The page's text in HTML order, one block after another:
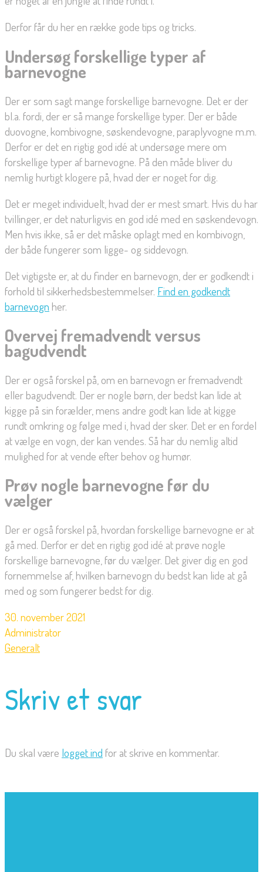
Derfor får du her en række gode tips og tricks.
Undersøg forskellige typer af
barnevogne
Der er som sagt mange forskellige barnevogne. Det er der
bl.a. fordi, der er så mange forskellige typer. Der er både
duovogne, kombivogne, søskendevogne, paraplyvogne m.m.
Derfor er det en rigtig god idé at undersøge mere om
forskellige typer af barnevogne. På den måde bliver du
nemlig hurtigt klogere på, hvad der er noget for dig.
Det er meget individuelt, hvad der er mest smart. Hvis du har
tvillinger, er det naturligvis en god idé med en søskendevogn.
Men hvis ikke, så er det måske oplagt med en kombivogn,
der både fungerer som ligge- og siddevogn.
Det vigtigste er, at du finder en barnevogn, der er godkendt i
forhold til sikkerhedsbestemmelser. Find en godkendt
barnevogn her.
Overvej fremadvendt versus
bagudvendt
Der er også forskel på, om en barnevogn er fremadvendt
eller bagudvendt. Der er nogle børn, der bedst kan lide at
kigge på sin forælder, mens andre godt kan lide at kigge
rundt omkring og følge med i, hvad der sker. Det er en fordel
at vælge en vogn, der kan vendes. Så har du nemlig altid
mulighed for at vende efter behov og humør.
Prøv nogle barnevogne før du
vælger
Der er også forskel på, hvordan forskellige barnevogne er at
gå med. Derfor er det en rigtig god idé at prøve nogle
forskellige barnevogne, før du vælger. Det giver dig en god
fornemmelse af, hvilken barnevogn du bedst kan lide at gå
med og som fungerer bedst for dig.
30. november 2021
Administrator
Generalt
Skriv et svar
Du skal være logget ind for at skrive en kommentar.